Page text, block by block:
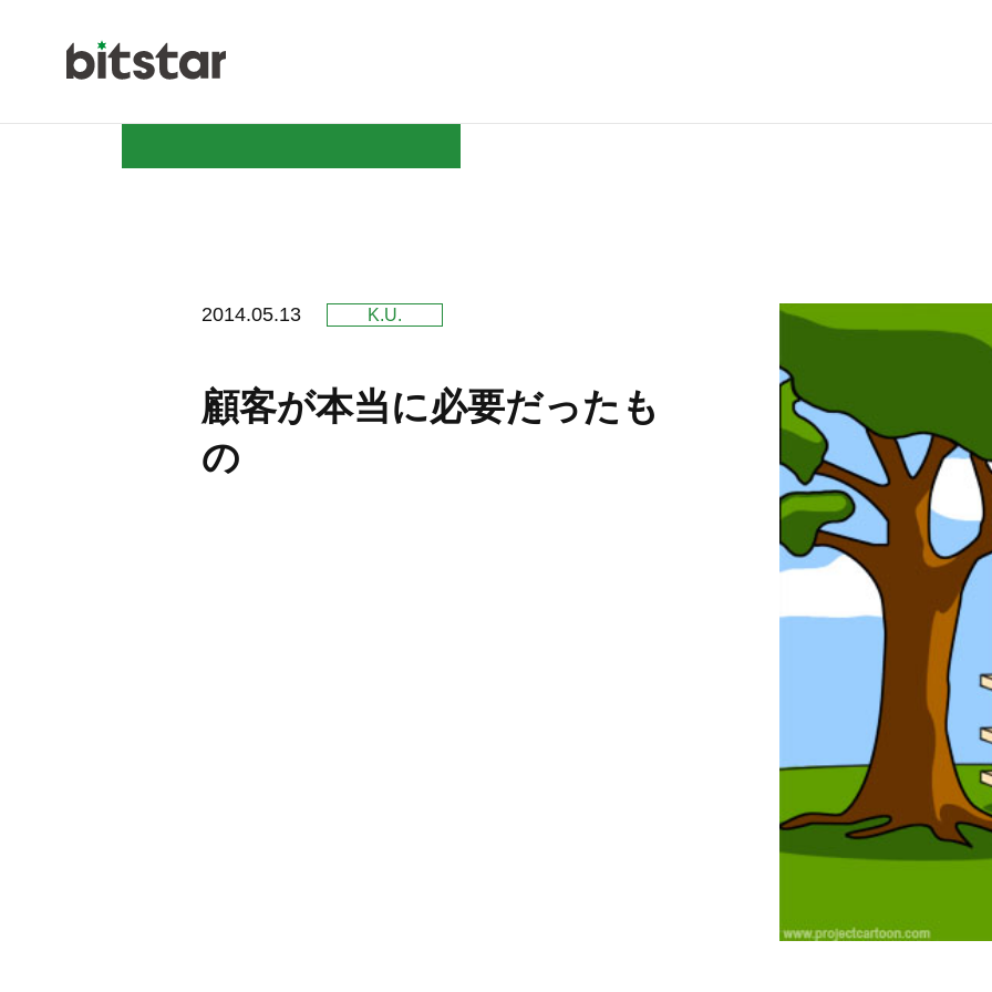
NEWS
COMPANY
STAFF
サイトマップ
約款
情報セキュリティ
プライバシーポリシ
2014.05.13 K.U.
顧客が本当に必要だったも
の